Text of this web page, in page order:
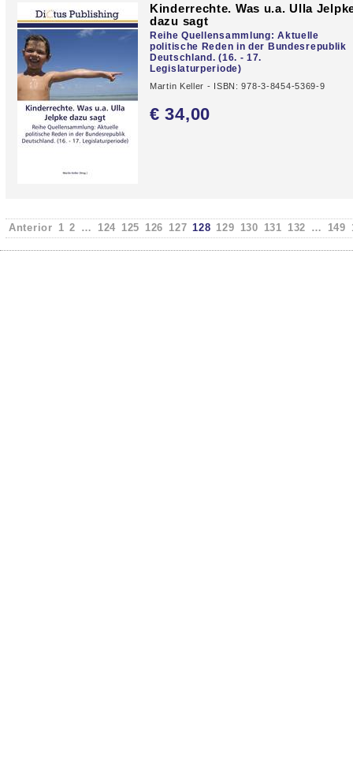
Kinderrechte. Was u.a. Ulla
dazu sagt
Reihe Quellensammlung: Aktuelle
politische Reden in der Bundesrepublik
Deutschland. (16. - 17.
Legislaturperiode)
Martin Keller - ISBN: 978-3-8454-5369-9
€ 34,00
Anterior 1 2 … 124 125 126 127 128 129 130 131 132 … 149